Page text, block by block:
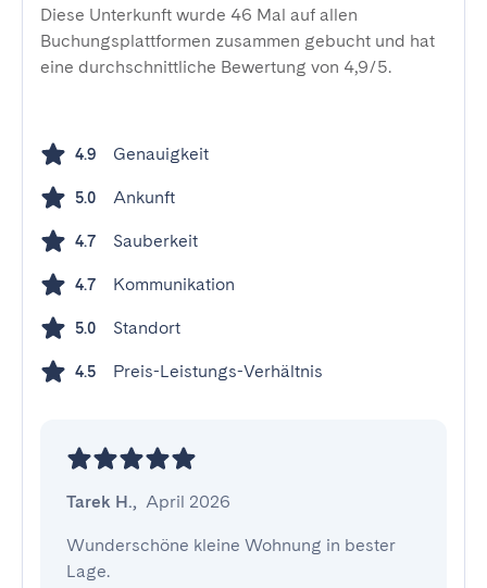
Diese Unterkunft wurde 46 Mal auf allen
Buchungsplattformen zusammen gebucht und hat
eine durchschnittliche Bewertung von 4,9/5.
4.9 Genauigkeit
5.0 Ankunft
4.7 Sauberkeit
4.7 Kommunikation
5.0 Standort
4.5 Preis-Leistungs-Verhältnis
Tarek H., April 2026
Wunderschöne kleine Wohnung in bester
Lage.